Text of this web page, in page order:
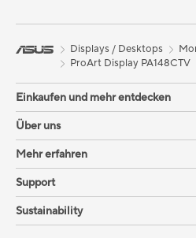
Displays / Desktops
ProArt Display PA148CTV
Einkaufen und mehr entdecken
Über uns
Mehr erfahren
Support
Sustainability